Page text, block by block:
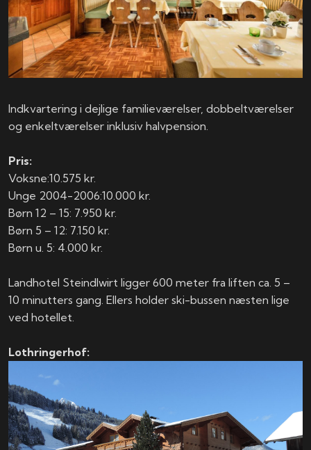
Indkvartering i dejlige familieværelser, dobbeltværelser
og enkeltværelser inklusiv halvpension.
Pris:
Voksne:​​10.575 kr.
Unge 2004-2006:​10.000 kr.
Børn 12 – 15:​ 7.950 kr.
Børn 5 – 12:​ 7.150 kr.
Børn u. 5:​ 4.000 kr.
Landhotel Steindlwirt ligger 600 meter fra liften ca. 5 –
10 minutters gang. Ellers holder ski-bussen næsten lige
ved hotellet.
Lothringerhof: